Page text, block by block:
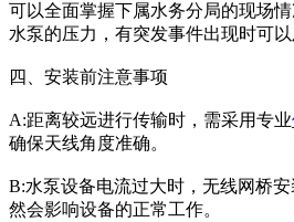
可以全面掌握下属水务分局的现场
水泵的压力，有突发事件出现时可以
四、安装前注意事项
A:距离较远进行传输时，需采用专业
确保天线角度准确。
B:水泵设备电流过大时，无线网桥
然会影响设备的正常工作。